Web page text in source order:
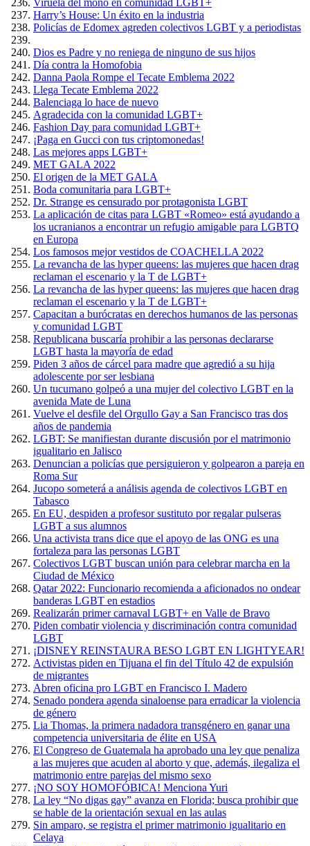
Viruela del mono en comunidad LGBT+
Harry’s House: Un éxito en la industria
Policías de Edomex agreden colectivos LGBT y a periodistas
Dios es Padre y no reniega de ninguno de sus hijos
Día contra la Homofobia
Danna Paola Rompe el Tecate Emblema 2022
Llega Tecate Emblema 2022
Balenciaga lo hace de nuevo
Agradecida con la comunidad LGBT+
Fashion Day para comunidad LGBT+
¡Paga en Gucci con tus criptomonedas!
Las mejores apps LGBT+
MET GALA 2022
El origen de la MET GALA
Boda comunitaria para LGBT+
Dr. Strange es censurado por protagonista LGBT
La aplicación de citas para LGBT «Romeo» está ayudando a
los ucranianos a encontrar un refugio amigable para LGBTQ
en Europa
Los famosos mejor vestidos de COACHELLA 2022
La revancha de las hyper queens: las mujeres que hacen drag
reclaman el escenario y la T de LGBT+
La revancha de las hyper queens: las mujeres que hacen drag
reclaman el escenario y la T de LGBT+
Capacitan a burócratas en derechos humanos de las personas
y comunidad LGBT
Republicana buscaría prohibir a las personas declararse
LGBT hasta la mayoría de edad
Piden 3 años de cárcel para madre que agredió a su hija
adolescente por ser lesbiana
Un tucumano golpeó a una mujer del colectivo LGBT en la
avenida Mate de Luna
Vuelve el desfile del Orgullo Gay a San Francisco tras dos
años de pandemia
LGBT: Se manifiestan durante discusión por el matrimonio
igualitario en Jalisco
Denuncian a policías que persiguieron y golpearon a pareja en
Roma Sur
Jucopo someterá a análisis agenda de colectivos LGBT en
Tabasco
En EU, despiden a profesor sustituto por regalar pulseras
LGBT a sus alumnos
Una activista trans dice que el apoyo de las ONG es una
fortaleza para las personas LGBT
Colectivos LGBT buscan unión para celebrar marcha en la
Ciudad de México
Qatar 2022: Funcionario recomienda a aficionados no ondear
banderas LGBT en estadios
Realizarán primer carnaval LGBT+ en Valle de Bravo
Piden combatir violencia y discriminación contra comunidad
LGBT
¡DISNEY REINSTAURA BESO LGBT EN LIGHTYEAR!
Activistas piden en Tijuana el fin del Título 42 de expulsión
de migrantes
Abren oficina pro LGBT en Francisco I. Madero
Senado pondera agenda sinaloense para erradicar la violencia
de género
Lia Thomas, la primera nadadora transgénero en ganar una
competencia universitaria de élite en USA
El Congreso de Guatemala ha aprobado una ley que penaliza
a las mujeres que acuden al aborto y que, además, ilegaliza el
matrimonio entre parejas del mismo sexo
¡NO SOY HOMOFÓBICA! Menciona Yuri
La ley “No digas gay” avanza en Florida; busca prohibir que
se hable de la orientación sexual en las aulas
Sin amparo, se registra el primer matrimonio igualitario en
Celaya